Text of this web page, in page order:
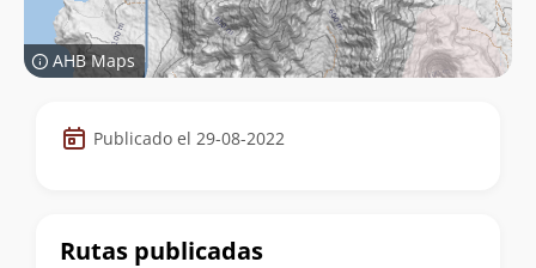
AHB Maps
Datos
de
cumbre
Publicado el 29-08-2022
Rutas publicadas